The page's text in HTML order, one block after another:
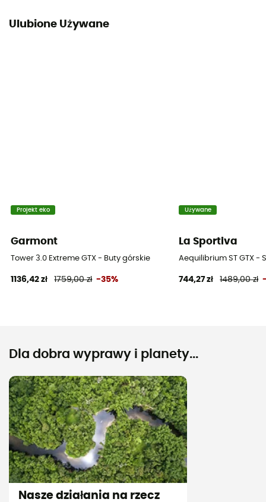
Ulubione Używane
Projekt eko
Garmont
Tower 3.0 Extreme GTX - Buty górskie
1136,42 zł 1759,00 zł -35%
Używane
La Sportiva
Aequilibrium ST GTX -
744,27 zł 1489,00 zł
Dla dobra wyprawy i planety...
Nasze działania na rzecz